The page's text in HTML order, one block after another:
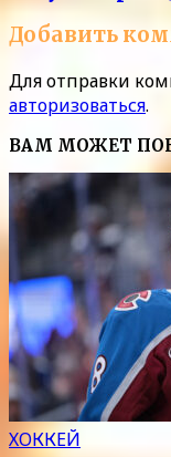
Добавить
Для отправки
авторизоваться.
ВАМ МОЖЕТ
ХОККЕЙ